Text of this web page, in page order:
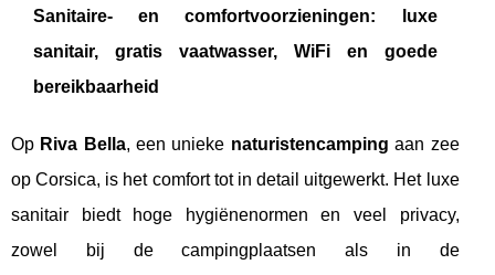
Sanitaire- en comfortvoorzieningen: luxe
sanitair, gratis vaatwasser, WiFi en goede
bereikbaarheid
Op Riva Bella, een unieke naturistencamping aan zee
op Corsica, is het comfort tot in detail uitgewerkt. Het luxe
sanitair biedt hoge hygiënenormen en veel privacy,
zowel bij de campingplaatsen als in de